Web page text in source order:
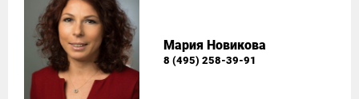
Мария Новикова
8 (495) 258-39-91